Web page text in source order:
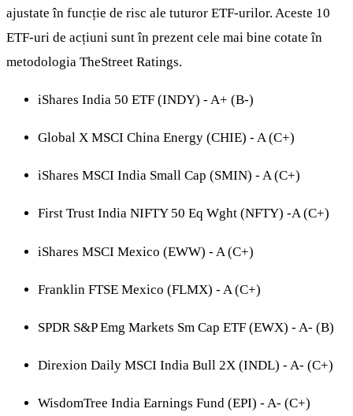
ajustate în funcție de risc ale tuturor ETF-urilor. Aceste 10
ETF-uri de acțiuni sunt în prezent cele mai bine cotate în
metodologia TheStreet Ratings.
iShares India 50 ETF (INDY) - A+ (B-)
Global X MSCI China Energy (CHIE) - A (C+)
iShares MSCI India Small Cap (SMIN) - A (C+)
First Trust India NIFTY 50 Eq Wght (NFTY) -A (C+)
iShares MSCI Mexico (EWW) - A (C+)
Franklin FTSE Mexico (FLMX) - A (C+)
SPDR S&P Emg Markets Sm Cap ETF (EWX) - A- (B)
Direxion Daily MSCI India Bull 2X (INDL) - A- (C+)
WisdomTree India Earnings Fund (EPI) - A- (C+)